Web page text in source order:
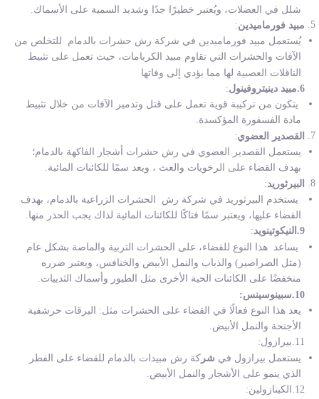
شلل في العضلات، ويُعتبر خطيرًا جدًا وشديد السمية على الأسماك.
مبيد فورماميدين:
يُستعمل مبيد فورماميدين في شركة رش حشرات بالدمام للتخلص من
الآفات والحشرات التي تقاوم مبيد الكربامات، حيث تعمل على تثبيط
الناقلات العصبية لها مما يؤدي إلى وفاتها
6.مبيد دينيتروفينول
:
يتكون من تركيبة قوية تعمل على قتل وتدمير الآفات من خلال تثبيط
مادة الفسفورة المؤكسدة.
القصدير العضوي:
يستعمل القصدير العضوي في رش حشرات أشجار الفاكهة بالدمام؛
بهدف القضاء على الرخويات والعث ، ويعد سمًا للكائنات المائية.
البيرثوريد:
يستخدم البيرثوريد في شركة رش الحشرات الزراعية بالدمام، بهدف
القضاء عليها، ويعتبر سمًا فتاكًا للكائنات المائية لذاك يجب الحذر منها.
9.النيكوتينويد
:
يساعد هذا النوع للقضاء، على الحشرات التربية والماصة بشكل عام
(مثل الصراصير) والذباب والنمل الأبيض والخنافس، ويعتبر ضرره
منخفضًا على الكائنات الحية الأخرى مثل الطيور وأسماك الثدييات.
10.سبينوسينس:
يعد هذا النوع فعالًا في القضاء على الحشرات مثل: اليرقات حرشفية
الأجنحة والنمل الأبيض.
11.بيرازول:
يستعمل بيرازول في شر كة رش مبيدات بالدمام للقضاء على الفطر
الذي ينمو على الأشجار والنمل الأبيض.
12.الكينازولين: